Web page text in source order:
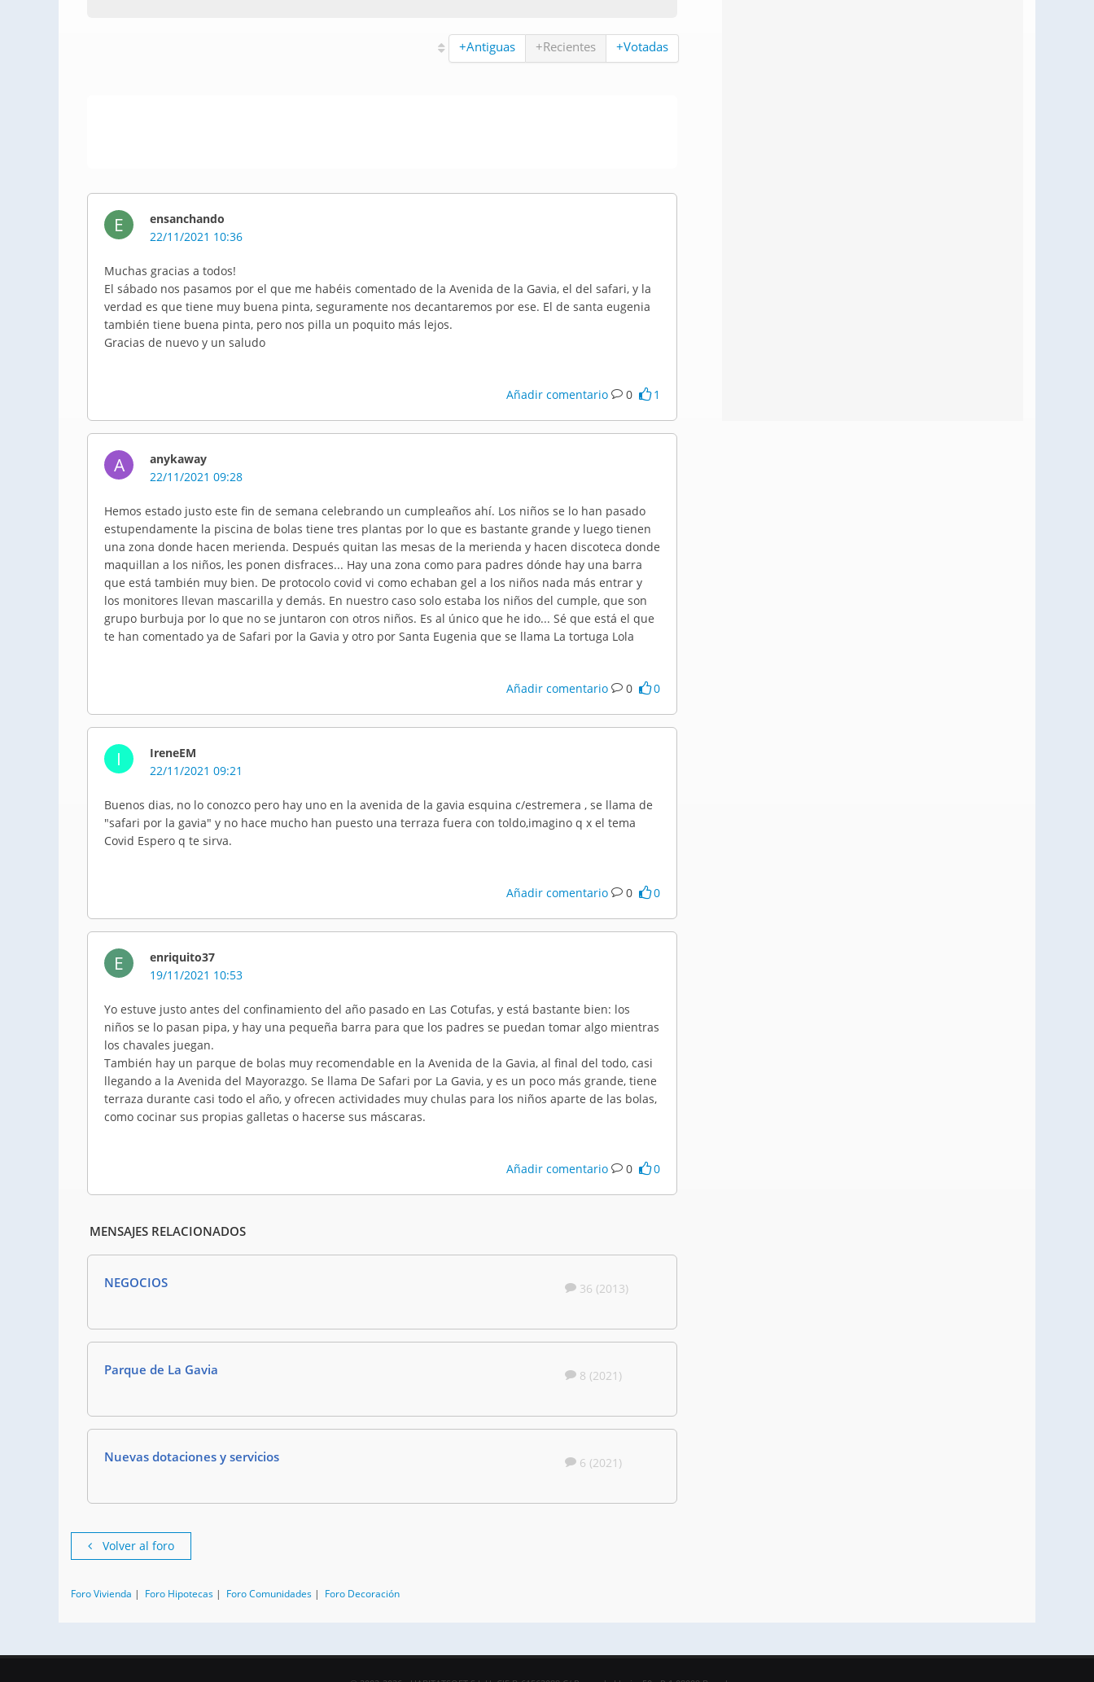
+Antiguas +Recientes +Votadas
E
ensanchando
22/11/2021 10:36
Muchas gracias a todos!
El sábado nos pasamos por el que me habéis comentado de la Avenida de la Gavia, el del safari, y la
verdad es que tiene muy buena pinta, seguramente nos decantaremos por ese. El de santa eugenia
también tiene buena pinta, pero nos pilla un poquito más lejos.
Gracias de nuevo y un saludo
Añadir comentario 0 1
A
anykaway
22/11/2021 09:28
Hemos estado justo este fin de semana celebrando un cumpleaños ahí. Los niños se lo han pasado
estupendamente la piscina de bolas tiene tres plantas por lo que es bastante grande y luego tienen
una zona donde hacen merienda. Después quitan las mesas de la merienda y hacen discoteca donde
maquillan a los niños, les ponen disfraces... Hay una zona como para padres dónde hay una barra
que está también muy bien. De protocolo covid vi como echaban gel a los niños nada más entrar y
los monitores llevan mascarilla y demás. En nuestro caso solo estaba los niños del cumple, que son
grupo burbuja por lo que no se juntaron con otros niños. Es al único que he ido... Sé que está el que
te han comentado ya de Safari por la Gavia y otro por Santa Eugenia que se llama La tortuga Lola
Añadir comentario 0 0
I
IreneEM
22/11/2021 09:21
Buenos dias, no lo conozco pero hay uno en la avenida de la gavia esquina c/estremera , se llama de
"safari por la gavia" y no hace mucho han puesto una terraza fuera con toldo,imagino q x el tema
Covid Espero q te sirva.
Añadir comentario 0 0
E
enriquito37
19/11/2021 10:53
Yo estuve justo antes del confinamiento del año pasado en Las Cotufas, y está bastante bien: los
niños se lo pasan pipa, y hay una pequeña barra para que los padres se puedan tomar algo mientras
los chavales juegan.
También hay un parque de bolas muy recomendable en la Avenida de la Gavia, al final del todo, casi
llegando a la Avenida del Mayorazgo. Se llama De Safari por La Gavia, y es un poco más grande, tiene
terraza durante casi todo el año, y ofrecen actividades muy chulas para los niños aparte de las bolas,
como cocinar sus propias galletas o hacerse sus máscaras.
Añadir comentario 0 0
MENSAJES RELACIONADOS
NEGOCIOS 36 (2013)
Parque de La Gavia 8 (2021)
Nuevas dotaciones y servicios 6 (2021)
Volver al foro
Foro Vivienda | Foro Hipotecas | Foro Comunidades | Foro Decoración